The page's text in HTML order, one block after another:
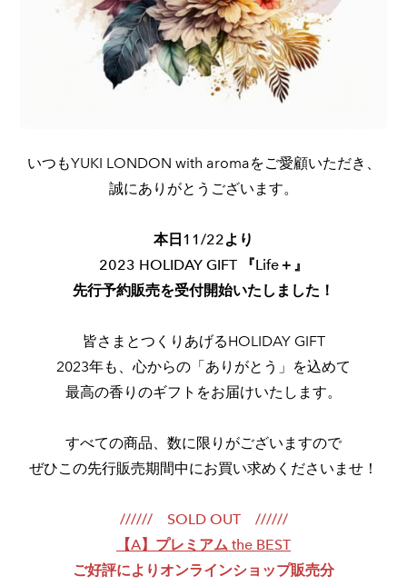
いつもYUKI LONDON with aromaをご愛顧いただき、
誠にありがとうございます。
本日11/22より
2023 HOLIDAY GIFT 『Life＋』
先行予約販売を受付開始いたしました！
皆さまとつくりあげるHOLIDAY GIFT
2023年も、心からの「ありがとう」を込めて
​最高の香りのギフトをお届けいたします。
すべての商品、数に限りがございますので
ぜひこの先行販売期間中にお買い求めくださいませ！
////// SOLD OUT //////
【A】プレミアム the BEST
ご好評によりオンラインショップ販売分